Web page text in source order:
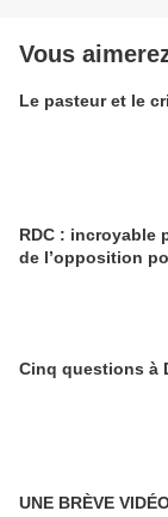
Vous
Le pasteur et le
RDC : incroyable
de l’opposition
Cinq questions à
UNE BRÈVE